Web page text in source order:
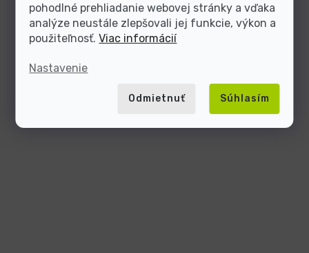
pohodlné prehliadanie webovej stránky a vďaka
analýze neustále zlepšovali jej funkcie, výkon a
použiteľnosť.Viac informácií
Nastavenie
Odmietnuť Súhlasím